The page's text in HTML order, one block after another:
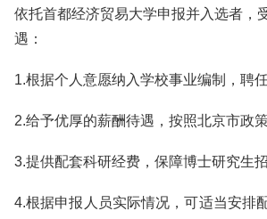
依托首都经济贸易大学申报并入选者，
遇：
1.根据个人意愿纳入学校事业编制，聘
2.给予优厚的薪酬待遇，按照北京市政
3.提供配套科研经费，保障博士研究生
4.根据申报人员实际情况，可适当安排